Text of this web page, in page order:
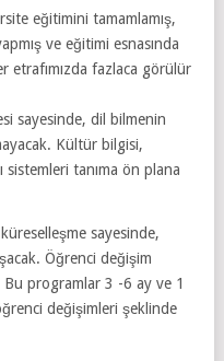
eğitimini tamamlamış,
ve eğitimi esnasında
etrafımızda fazlaca görülür
sayesinde, dil bilmenin
Kültür bilgisi,
sistemleri tanıma ön plana
sayesinde,
Öğrenci değişim
programlar 3 -6 ay ve 1
değişimleri şeklinde